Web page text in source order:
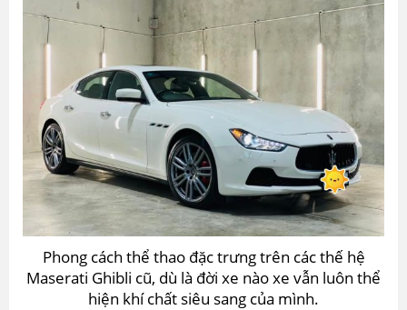
Phong cách thể thao đặc trưng trên các thế hệ
Maserati Ghibli cũ, dù là đời xe nào xe vẫn luôn thể
hiện khí chất siêu sang của mình.